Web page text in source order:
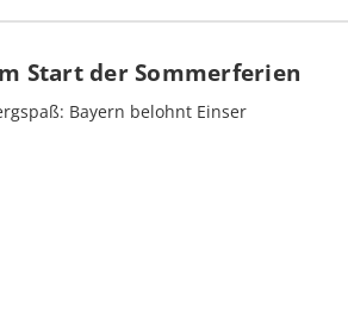
Start der Sommerferien
Bayern belohnt Einser